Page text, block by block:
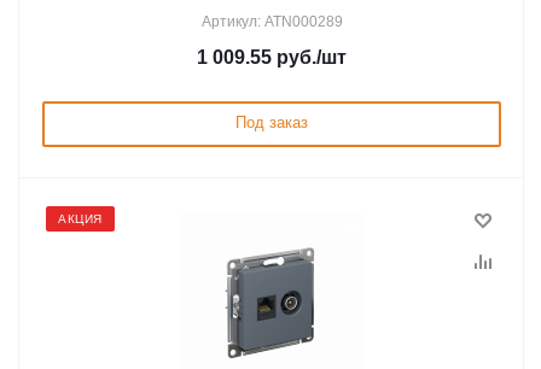
Артикул: ATN000289
1 009.55 руб./шт
Под заказ
АКЦИЯ